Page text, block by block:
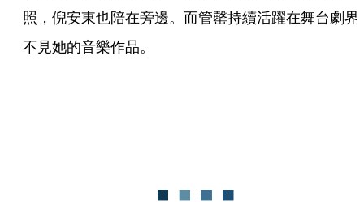
照，倪安東也陪在旁邊。而管罄持續活躍在舞台劇界
不見她的音樂作品。